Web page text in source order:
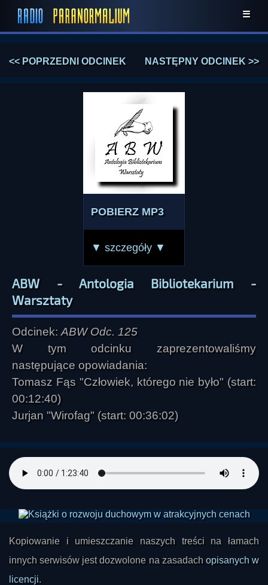
☰
<< POPRZEDNI ODCINEK NASTĘPNY ODCINEK >>
POBIERZ MP3
▼ szczegóły ▼
ABW - Antologia Bibliotekarium -
Warsztaty
Odcinek: ABW Odc. 125
W tym odcinku zaprezentowaliśmy
następujące opowiadania:
Tomasz Fąs "Człowiek, którego nie było" (start:
00:12:40)
Jurjan "Wirofag" (start: 00:36:02)
Kopiowanie i umieszczanie naszych treści na łamach
innych serwisów jest dozwolone na zasadach opisanych w
licencji.